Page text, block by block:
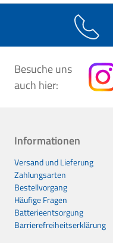
Besuche uns
auch hier:
Informationen
Versand und Lieferung
Zahlungsarten
Bestellvorgang
Häufige Fragen
Batterieentsorgung
Barrierefreiheitserklärung